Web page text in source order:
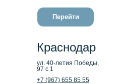
Краснодар
ул. 40-летия Победы,
97 с 1
+7 (967) 655 85 55
Перейти